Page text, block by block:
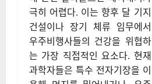
극히 어렵다. 이는 향후 달 기지
건설이나 장기 체류 임무에서
우주비행사들의 건강을 위협하
는 가장 직접적인 요소다. 현재
과학자들은 특수 전자기장을 이